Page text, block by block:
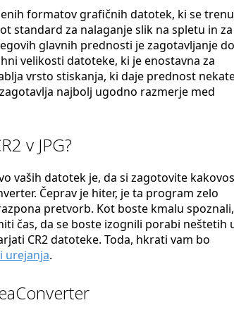
formatov grafičnih datotek, ki se
standard za nalaganje slik na spletu in za
glavnih prednosti je zagotavljanje
velikosti datoteke, ki je enostavna za
vrsto stiskanja, ki daje prednost
najbolj ugodno razmerje med
v JPG?
vaših datotek je, da si zagotovite
Čeprav je hiter, je ta program zelo
pretvorb. Kot boste kmalu
čas, da se boste izognili porabi neštetih
CR2 datoteke. Toda, hkrati vam bo
urejanja.